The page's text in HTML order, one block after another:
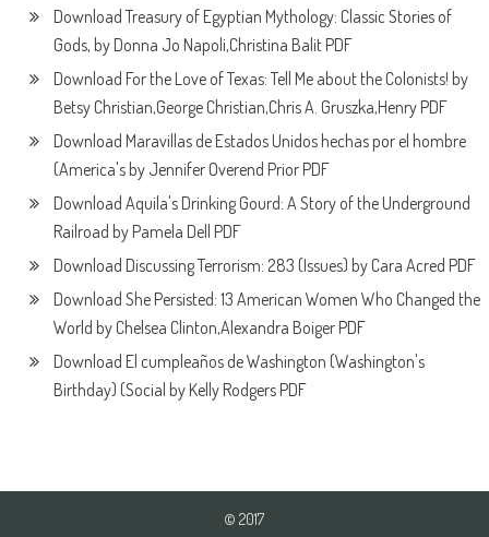
Download Treasury of Egyptian Mythology: Classic Stories of
Gods, by Donna Jo Napoli,Christina Balit PDF
Download For the Love of Texas: Tell Me about the Colonists! by
Betsy Christian,George Christian,Chris A. Gruszka,Henry PDF
Download Maravillas de Estados Unidos hechas por el hombre
(America's by Jennifer Overend Prior PDF
Download Aquila's Drinking Gourd: A Story of the Underground
Railroad by Pamela Dell PDF
Download Discussing Terrorism: 283 (Issues) by Cara Acred PDF
Download She Persisted: 13 American Women Who Changed the
World by Chelsea Clinton,Alexandra Boiger PDF
Download El cumpleaños de Washington (Washington's
Birthday) (Social by Kelly Rodgers PDF
© 2017